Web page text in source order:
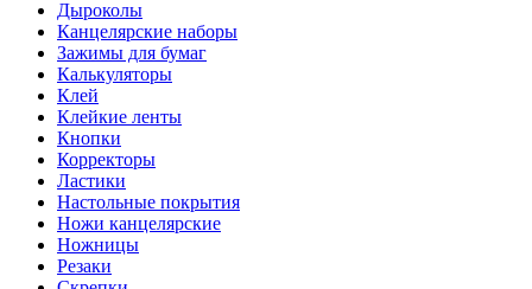
Дыроколы
Канцелярские наборы
Зажимы для бумаг
Калькуляторы
Клей
Клейкие ленты
Кнопки
Корректоры
Ластики
Настольные покрытия
Ножи канцелярские
Ножницы
Резаки